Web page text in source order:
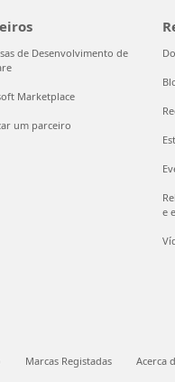
de Desenvolvimento de
Marketplace
um parceiro
e
Marcas Registadas Acerca